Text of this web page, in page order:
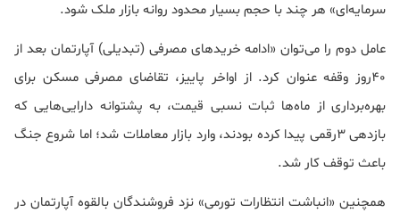
سرمایه‌ای» هر چند با حجم بسیار محدود روانه بازار ملک شود.
عامل دوم را می‌توان «ادامه خرید‌های مصرفی (تبدیلی) آپارتمان بعد از
40روز وقفه عنوان کرد. از اواخر پاییز، تقاضای مصرفی مسکن برای
بهره‌برداری از ماه‌ها ثبات نسبی قیمت، به پشتوانه دارایی‌هایی که
بازدهی 3رقمی پیدا کرده بودند، وارد بازار معاملات شد؛ اما شروع جنگ
باعث توقف کار شد.
همچنین «انباشت انتظارات تورمی» نزد فروشندگان بالقوه آپارتمان در